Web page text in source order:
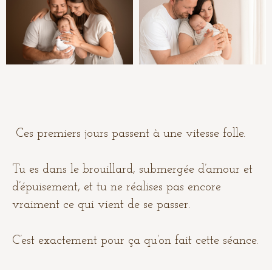
Ces premiers jours passent à une vitesse folle.
Tu es dans le brouillard, submergée d’amour et
d’épuisement, et tu ne réalises pas encore
vraiment ce qui vient de se passer.
C’est exactement pour ça qu’on fait cette séance.